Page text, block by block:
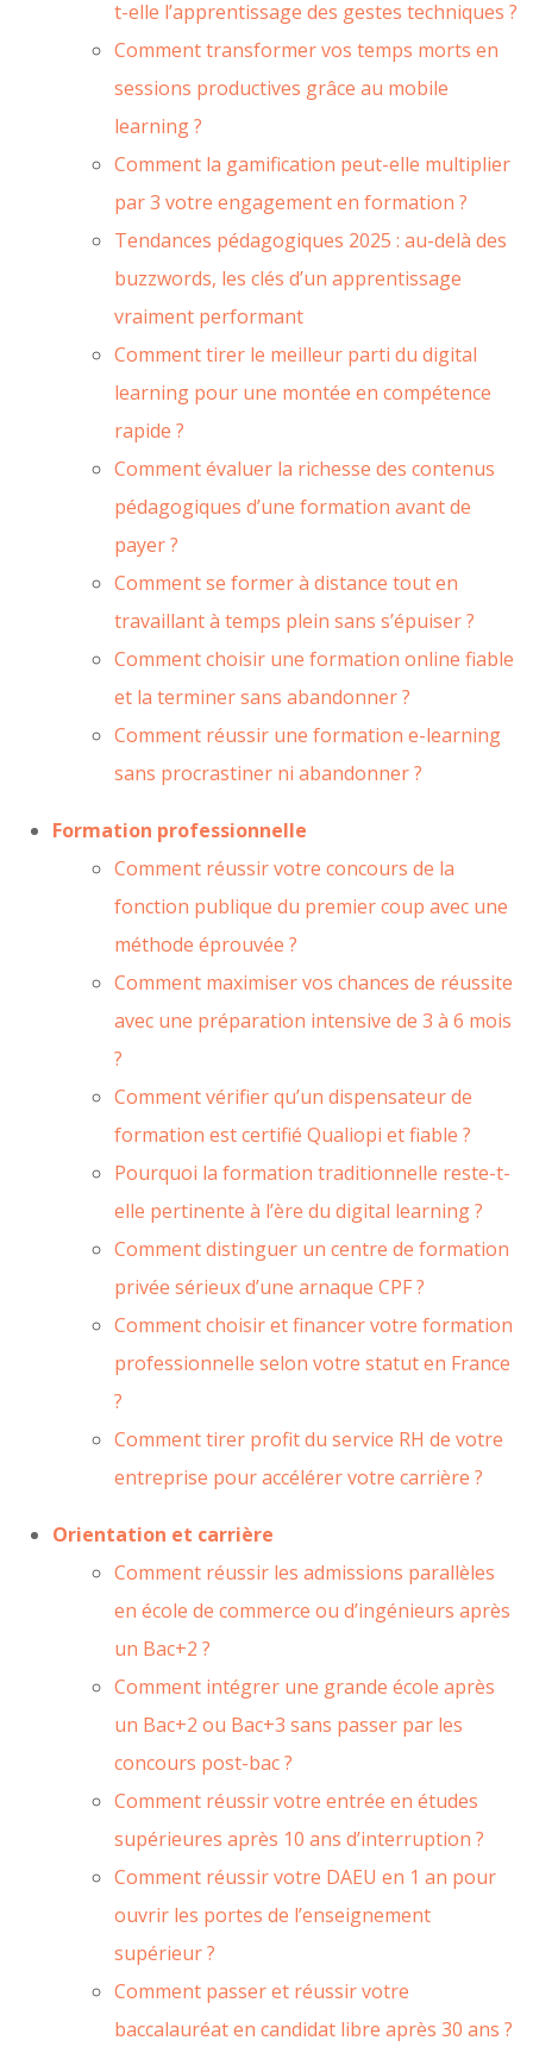
t-elle l’apprentissage des gestes techniques ?
Comment transformer vos temps morts en
sessions productives grâce au mobile
learning ?
Comment la gamification peut-elle multiplier
par 3 votre engagement en formation ?
Tendances pédagogiques 2025 : au-delà des
buzzwords, les clés d’un apprentissage
vraiment performant
Comment tirer le meilleur parti du digital
learning pour une montée en compétence
rapide ?
Comment évaluer la richesse des contenus
pédagogiques d’une formation avant de
payer ?
Comment se former à distance tout en
travaillant à temps plein sans s’épuiser ?
Comment choisir une formation online fiable
et la terminer sans abandonner ?
Comment réussir une formation e-learning
sans procrastiner ni abandonner ?
Formation professionnelle
Comment réussir votre concours de la
fonction publique du premier coup avec une
méthode éprouvée ?
Comment maximiser vos chances de réussite
avec une préparation intensive de 3 à 6 mois
?
Comment vérifier qu’un dispensateur de
formation est certifié Qualiopi et fiable ?
Pourquoi la formation traditionnelle reste-t-
elle pertinente à l’ère du digital learning ?
Comment distinguer un centre de formation
privée sérieux d’une arnaque CPF ?
Comment choisir et financer votre formation
professionnelle selon votre statut en France
?
Comment tirer profit du service RH de votre
entreprise pour accélérer votre carrière ?
Orientation et carrière
Comment réussir les admissions parallèles
en école de commerce ou d’ingénieurs après
un Bac+2 ?
Comment intégrer une grande école après
un Bac+2 ou Bac+3 sans passer par les
concours post-bac ?
Comment réussir votre entrée en études
supérieures après 10 ans d’interruption ?
Comment réussir votre DAEU en 1 an pour
ouvrir les portes de l’enseignement
supérieur ?
Comment passer et réussir votre
baccalauréat en candidat libre après 30 ans ?